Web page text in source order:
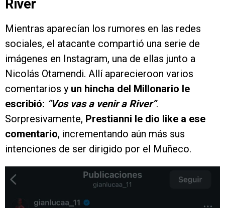
River
Mientras aparecían los rumores en las redes
sociales, el atacante compartió una serie de
imágenes en Instagram, una de ellas junto a
Nicolás Otamendi. Allí aparecieroon varios
comentarios y un hincha del Millonario le
escribió: “Vos vas a venir a River”.
Sorpresivamente, Prestianni le dio like a ese
comentario, incrementando aún más sus
intenciones de ser dirigido por el Muñeco.